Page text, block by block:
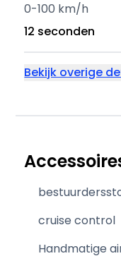
0-100 km/h
12 seconden
Bekijk overige
cruise control
Handmatige